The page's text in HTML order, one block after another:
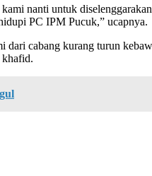
nanti untuk
PC IPM Pucuk,” ucapnya.
dari cabang kurang turun
khafid.